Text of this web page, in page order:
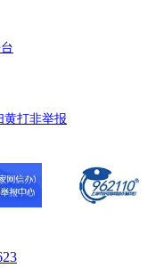
黄打非举报